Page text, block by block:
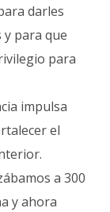
darles
para que
para
impulsa
el
a 300
y ahora